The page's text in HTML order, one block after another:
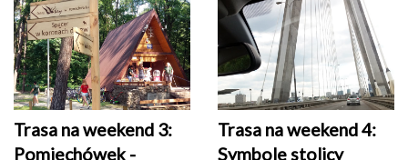
Trasa na weekend 3:
Pomiechówek -
Trasa na weekend 4:
Symbole stolicy